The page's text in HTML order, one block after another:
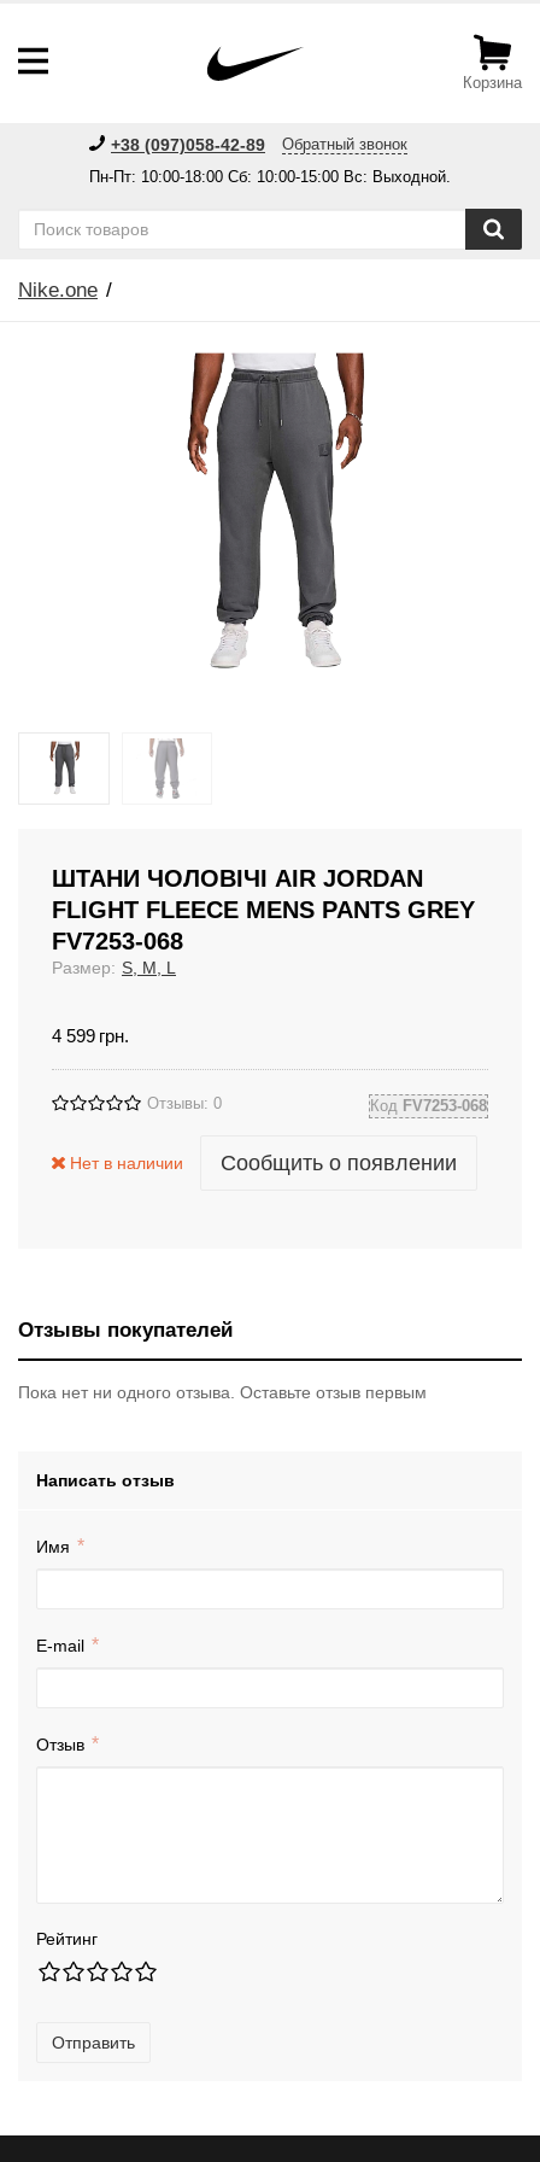
Корзина
+38 (097)058-42-89
Обратный звонок
Пн-Пт: 10:00-18:00 Сб: 10:00-15:00 Вс: Выходной.
Nike.one
ШТАНИ ЧОЛОВІЧІ AIR JORDAN
FLIGHT FLEECE MENS PANTS GREY
FV7253-068
Размер: S, M, L
4 599 грн.
Отзывы: 0 Код FV7253-068
Нет в наличии Сообщить о появлении
Отзывы покупателей
Пока нет ни одного отзыва. Оставьте отзыв первым
Написать отзыв
Имя
E-mail
Отзыв
Рейтинг
Отправить